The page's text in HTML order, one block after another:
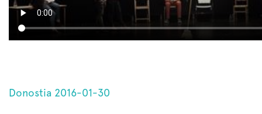
Donostia 2016-01-30